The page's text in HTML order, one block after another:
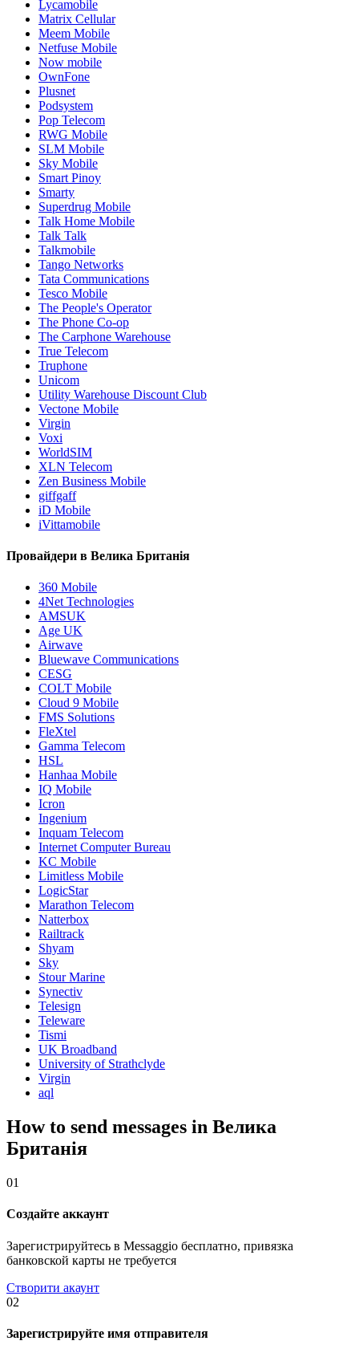
Lycamobile
Matrix Cellular
Meem Mobile
Netfuse Mobile
Now mobile
OwnFone
Plusnet
Podsystem
Pop Telecom
RWG Mobile
SLM Mobile
Sky Mobile
Smart Pinoy
Smarty
Superdrug Mobile
Talk Home Mobile
Talk Talk
Talkmobile
Tango Networks
Tata Communications
Tesco Mobile
The People's Operator
The Phone Co-op
The Carphone Warehouse
True Telecom
Truphone
Unicom
Utility Warehouse Discount Club
Vectone Mobile
Virgin
Voxi
WorldSIM
XLN Telecom
Zen Business Mobile
giffgaff
iD Mobile
iVittamobile
Провайдери в Велика Британія
360 Mobile
4Net Technologies
AMSUK
Age UK
Airwave
Bluewave Communications
CESG
COLT Mobile
Cloud 9 Mobile
FMS Solutions
FleXtel
Gamma Telecom
HSL
Hanhaa Mobile
IQ Mobile
Icron
Ingenium
Inquam Telecom
Internet Computer Bureau
KC Mobile
Limitless Mobile
LogicStar
Marathon Telecom
Natterbox
Railtrack
Shyam
Sky
Stour Marine
Synectiv
Telesign
Teleware
Tismi
UK Broadband
University of Strathclyde
Virgin
aql
How to send messages in Велика
Британія
01
Создайте аккаунт
Зарегистрируйтесь в Messaggio бесплатно, привязка
банковской карты не требуется
Створити акаунт
02
Зарегистрируйте имя отправителя